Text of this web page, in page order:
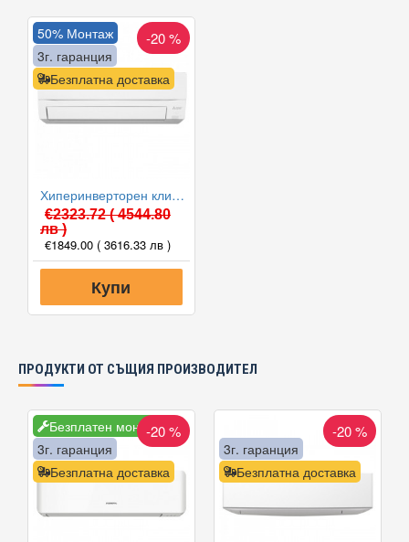
Безплатна доставка
50% Монтаж
3г. гаранция
-20 %
Хиперинверторен климатик Mitsubishi Electric MSZ-FT35VGK/MUZ-FT35VGHZ NINJA, 12000 BTU, Клас A+++
€2323.72( 4544.80
лв )
€1849.00 ( 3616.33 лв )
Купи
ПРОДУКТИ ОТ СЪЩИЯ ПРОИЗВОДИТЕЛ
Безплатен монтаж
Безплатна доставка
3г. гаранция
-20 %
Безплатна доставка
3г. гаранция
-20 %